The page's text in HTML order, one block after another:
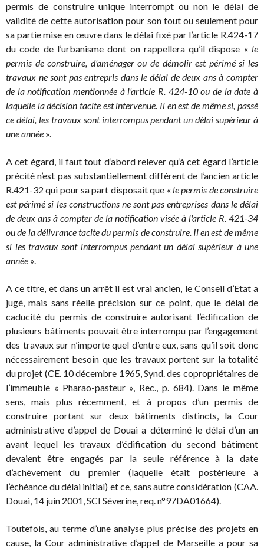
permis de construire unique interrompt ou non le délai de
validité de cette autorisation pour son tout ou seulement pour
sa partie mise en œuvre dans le délai fixé par l’article R.424-17
du code de l’urbanisme dont on rappellera qu’il dispose « le
permis de construire, d'aménager ou de démolir est périmé si les
travaux ne sont pas entrepris dans le délai de deux ans à compter
de la notification mentionnée à l'article R. 424-10 ou de la date à
laquelle la décision tacite est intervenue. Il en est de même si, passé
ce délai, les travaux sont interrompus pendant un délai supérieur à
une année ».
A cet égard, il faut tout d’abord relever qu’à cet égard l’article
précité n’est pas substantiellement différent de l’ancien article
R.421-32 qui pour sa part disposait que « le permis de construire
est périmé si les constructions ne sont pas entreprises dans le délai
de deux ans à compter de la notification visée à l'article R. 421-34
ou de la délivrance tacite du permis de construire. Il en est de même
si les travaux sont interrompus pendant un délai supérieur à une
année ».
A ce titre, et dans un arrêt il est vrai ancien, le Conseil d’Etat a
jugé, mais sans réelle précision sur ce point, que le délai de
caducité du permis de construire autorisant l’édification de
plusieurs bâtiments pouvait être interrompu par l’engagement
des travaux sur n’importe quel d’entre eux, sans qu’il soit donc
nécessairement besoin que les travaux portent sur la totalité
du projet (CE. 10 décembre 1965, Synd. des copropriétaires de
l’immeuble « Pharao-pasteur », Rec., p. 684). Dans le même
sens, mais plus récemment, et à propos d’un permis de
construire portant sur deux bâtiments distincts, la Cour
administrative d’appel de Douai a déterminé le délai d’un an
avant lequel les travaux d’édification du second bâtiment
devaient être engagés par la seule référence à la date
d’achèvement du premier (laquelle était postérieure à
l’échéance du délai initial) et ce, sans autre considération (CAA.
Douai, 14 juin 2001, SCI Séverine, req. n°97DA01664).
Toutefois, au terme d’une analyse plus précise des projets en
cause, la Cour administrative d’appel de Marseille a pour sa